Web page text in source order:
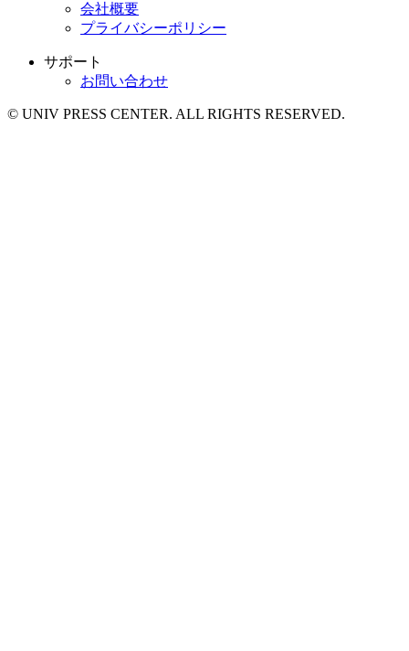
会社概要
プライバシーポリシー
サポート
お問い合わせ
© UNIV PRESS CENTER. ALL RIGHTS RESERVED.